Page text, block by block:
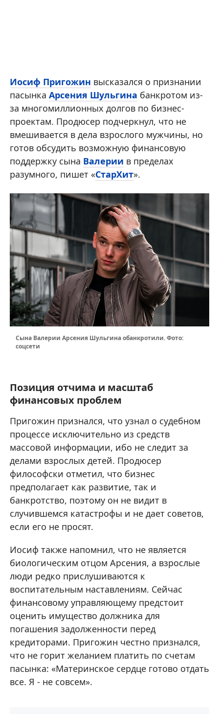
Иосиф Пригожин высказался о признании
пасынка Арсения Шульгина банкротом из-
за многомиллионных долгов по бизнес-
проектам. Продюсер подчеркнул, что не
вмешивается в дела взрослого мужчины, но
готов обсудить возможную финансовую
поддержку сына Валерии в пределах
разумного, пишет «СтарХит».
Сына Валерии Арсения Шульгина обанкротили. Фото:
соцсети
Позиция отчима и масштаб
финансовых проблем
Пригожин признался, что узнал о судебном
процессе исключительно из средств
массовой информации, ибо не следит за
делами взрослых детей. Продюсер
философски отметил, что бизнес
предполагает как развитие, так и
банкротство, поэтому он не видит в
случившемся катастрофы и не дает советов,
если его не просят.
Иосиф также напомнил, что не является
биологическим отцом Арсения, а взрослые
люди редко прислушиваются к
воспитательным наставлениям. Сейчас
финансовому управляющему предстоит
оценить имущество должника для
погашения задолженности перед
кредиторами. Пригожин честно признался,
что не горит желанием платить по счетам
пасынка: «Материнское сердце готово отдать
все. Я - не совсем».